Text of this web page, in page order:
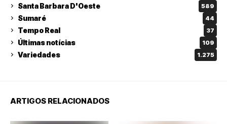
Santa Barbara D'Oeste 589
Sumaré 44
Tempo Real 37
Últimas notícias 109
Variedades 1.275
ARTIGOS RELACIONADOS